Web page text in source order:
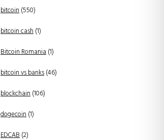
bitcoin(550)
bitcoin cash(1)
Bitcoin Romania(1)
bitcoin vs banks(46)
blockchain(106)
dogecoin(1)
EDCAB(2)